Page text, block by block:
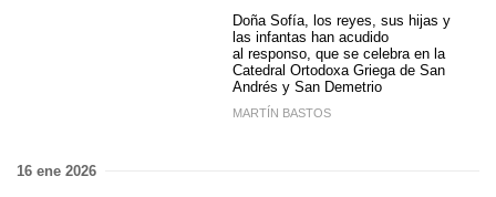
Doña Sofía, los reyes, sus hijas y
las infantas han acudido
al responso, que se celebra en la
Catedral Ortodoxa Griega de San
Andrés y San Demetrio
MARTÍN BASTOS
16 ene 2026